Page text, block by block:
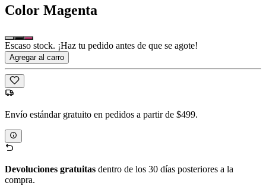
Color Magenta
Escaso stock. ¡Haz tu pedido antes de que se agote!
Agregar al carro
Envío estándar gratuito en pedidos a partir de $499.
Devoluciones gratuitas dentro de los 30 días posteriores a la
compra.